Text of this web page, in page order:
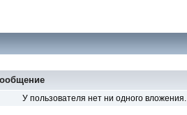
У пользователя нет ни одного вложения.